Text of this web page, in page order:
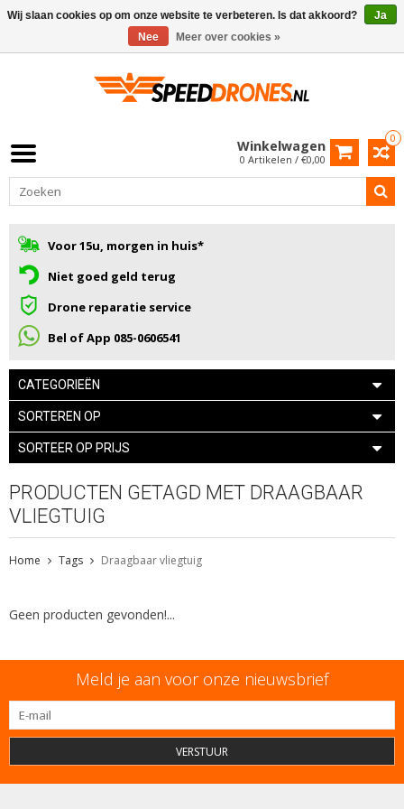
0
Winkelwagen
0 Artikelen / €0,00
Voor 15u, morgen in huis*
Niet goed geld terug
Drone reparatie service
Bel of App 085-0606541
CATEGORIEËN
SORTEREN OP
SORTEER OP PRIJS
PRODUCTEN GETAGD MET DRAAGBAAR
VLIEGTUIG
Home Tags Draagbaar vliegtuig
Geen producten gevonden!...
Meld je aan voor onze nieuwsbrief
VERSTUUR
Wij slaan cookies op om onze website te verbeteren. Is dat akkoord?
Ja
Nee
Meer over cookies »